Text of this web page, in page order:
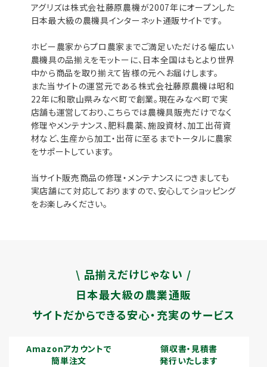
アグリズは株式会社藤原農機が2007年にオープンした
日本最大級の農機具インターネット通販サイトです。
ホビー農家からプロ農家までご満足いただける幅広い
農機具の品揃えをモットーに、日本全国はもとより世界
中から商品を取り揃えて皆様の元へお届けします。
また当サイトの運営元である株式会社藤原農機は昭和
22年に和歌山県みなべ町で創業。現在みなべ町で実
店舗も運営しており、こちらでは農機具販売だけでなく
修理やメンテナンス、肥料農薬、施設資材、加工出荷資
材など、生産から加工・出荷に至るまでトータルに農家
をサポートしています。
当サイト販売商品の修理・メンテナンスにつきましても
実店舗にて対応しておりますので、安心してショッピング
をお楽しみください。
\ 品揃えだけじゃない /
日本最大級の農業通販
サイトだからできる安心・充実のサービス
Amazonアカウントで
簡単注文
領収書・見積書
発行いたします